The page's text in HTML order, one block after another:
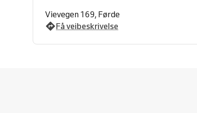
Vievegen 169, Førde
Få veibeskrivelse